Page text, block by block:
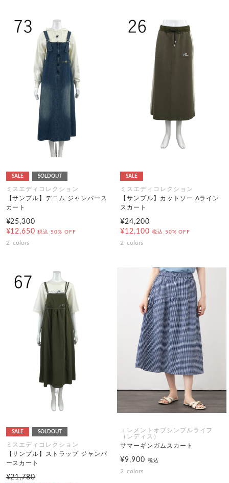
SALE SOLDOUT
ミスエディコレクション
【サンプル】デニム ジャンパース
カート
¥25,300
¥12,650 税込 50% OFF
2 colors
SALE
ミスエディコレクション
【サンプル】カットソー Aライン
スカート
¥24,200
¥12,100 税込 50% OFF
2 colors
SALE SOLDOUT
ミスエディコレクション
【サンプル】ストラップ ジャンパ
ースカート
¥21,780
エレメントオブシンプルライフ
（レディス）
サマーギンガムスカート
¥9,900 税込
2 colors